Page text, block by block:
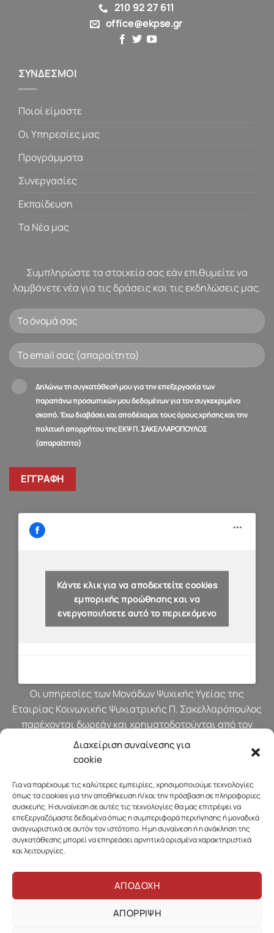
Διαχείριση συναίνεσης για
cookie
Για να παρέχουμε τις καλύτερες εμπειρίες, χρησιμοποιούμε τεχνολογίες
όπως τα cookies για την αποθήκευση ή/και την πρόσβαση σε πληροφορίες
συσκευής. Η συναίνεση σε αυτές τις τεχνολογίες θα μας επιτρέψει να
επεξεργαζόμαστε δεδομένα όπως η συμπεριφορά περιήγησης ή μοναδικά
αναγνωριστικά σε αυτόν τον ιστότοπο. Η μη συναίνεση ή η ανάκληση της
συγκατάθεσης μπορεί να επηρεάσει αρνητικά ορισμένα χαρακτηριστικά
και λειτουργίες.
ΑΠΟΔΟΧΗ
ΑΠΟΡΡΙΨΗ
210 92 27 611
office@ekpse.gr
ΣΥΝΔΕΣΜΟΙ
Ποιοί είμαστε
Οι Υπηρεσίες μας
Προγράμματα
Συνεργασίες
Εκπαίδευση
Τα Νέα μας
Συμπληρώστε τα στοιχεία σας εάν επιθυμείτε να
λαμβάνετε νέα για τις δράσεις και τις εκδηλώσεις μας.
Δηλώνω τη συγκατάθεσή μου για την επεξεργασία των
παραπάνω προσωπικών μου δεδομένων για τον συγκεκριμένο
σκοπό. Έχω διαβάσει και αποδέχομαι τους όρους χρήσης και την
πολιτική απορρήτου της ΕΚΨ Π. ΣΑΚΕΛΛΑΡΟΠΟΥΛΟΣ
(απαραίτητο)
Κάντε κλικ για να αποδεχτείτε cookies
εμπορικής προώθησης και να
ενεργοποιήσετε αυτό το περιεχόμενο
Οι υπηρεσίες των Μονάδων Ψυχικής Υγείας της
Εταιρίας Κοινωνικής Ψυχιατρικής Π. Σακελλαρόπουλος
παρέχονται δωρεάν και χρηματοδοτούνται από τον
προϋπολογισμό του Υπουργείου Υγείας.